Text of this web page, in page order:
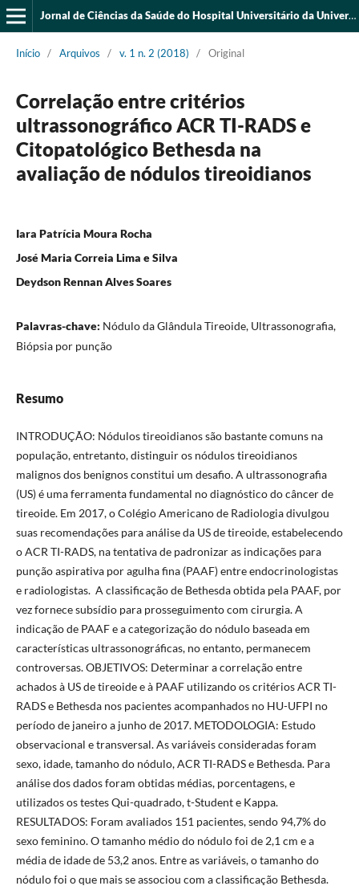
Jornal de Ciências da Saúde do Hospital Universitário da Universidade Federal do Piauí
Início / Arquivos / v. 1 n. 2 (2018) / Original
Correlação entre critérios
ultrassonográfico ACR TI-RADS e
Citopatológico Bethesda na
avaliação de nódulos tireoidianos
Iara Patrícia Moura Rocha
José Maria Correia Lima e Silva
Deydson Rennan Alves Soares
Palavras-chave: Nódulo da Glândula Tireoide, Ultrassonografia,
Biópsia por punção
Resumo
INTRODUÇÃO: Nódulos tireoidianos são bastante comuns na
população, entretanto, distinguir os nódulos tireoidianos
malignos dos benignos constitui um desafio. A ultrassonografia
(US) é uma ferramenta fundamental no diagnóstico do câncer de
tireoide. Em 2017, o Colégio Americano de Radiologia divulgou
suas recomendações para análise da US de tireoide, estabelecendo
o ACR TI-RADS, na tentativa de padronizar as indicações para
punção aspirativa por agulha fina (PAAF) entre endocrinologistas
e radiologistas. A classificação de Bethesda obtida pela PAAF, por
vez fornece subsídio para prosseguimento com cirurgia. A
indicação de PAAF e a categorização do nódulo baseada em
características ultrassonográficas, no entanto, permanecem
controversas. OBJETIVOS: Determinar a correlação entre
achados à US de tireoide e à PAAF utilizando os critérios ACR TI-
RADS e Bethesda nos pacientes acompanhados no HU-UFPI no
período de janeiro a junho de 2017. METODOLOGIA: Estudo
observacional e transversal. As variáveis consideradas foram
sexo, idade, tamanho do nódulo, ACR TI-RADS e Bethesda. Para
análise dos dados foram obtidas médias, porcentagens, e
utilizados os testes Qui-quadrado, t-Student e Kappa.
RESULTADOS: Foram avaliados 151 pacientes, sendo 94,7% do
sexo feminino. O tamanho médio do nódulo foi de 2,1 cm e a
média de idade de 53,2 anos. Entre as variáveis, o tamanho do
nódulo foi o que mais se associou com a classificação Bethesda.